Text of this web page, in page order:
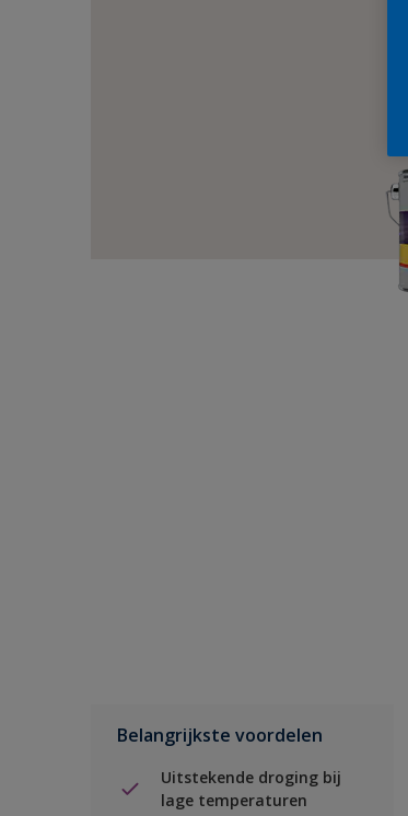
Belangrijkste voordelen
Uitstekende droging bij
lage temperaturen